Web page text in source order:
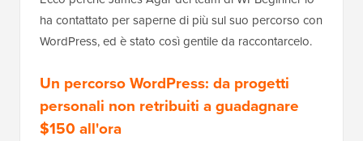
ha contattato per saperne di più sul suo percorso con
WordPress, ed è stato così gentile da raccontarcelo.
Un percorso WordPress: da progetti
personali non retribuiti a guadagnare
$150 all'ora